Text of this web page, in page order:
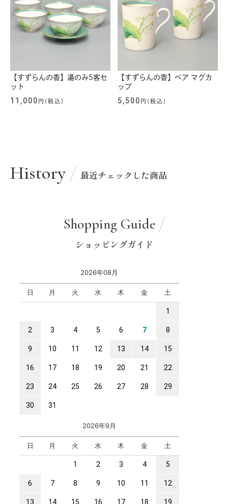
【すずらんの香】湯のみ5客セ
ット
11,000 円(税込)
【すずらんの香】ペア マグカ
ップ
5,500 円(税込)
History 最近チェックした商品
Shopping Guide
ショッピングガイド